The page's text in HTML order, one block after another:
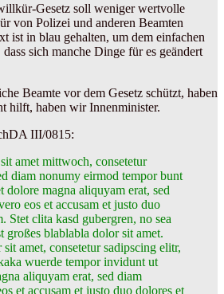
Gesetz soll weniger wertvolle
von Polizei und anderen Beamten
ist in blau gehalten, um dem einfachen
sich manche Dinge für es geändert
Beamte vor dem Gesetz schützt, haben
hilft, haben wir Innenminister.
III/0815:
amet mittwoch, consetetur
diam nonumy eirmod tempor bunt
dolore magna aliquyam erat, sed
eos et accusam et justo duo
Stet clita kasd gubergren, no sea
großes blablabla dolor sit amet.
amet, consetetur sadipscing elitr,
wuerde tempor invidunt ut
aliquyam erat, sed diam
et accusam et justo duo dolores et